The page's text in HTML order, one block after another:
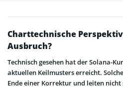
Charttechnische
Ausbruch?
Technisch gesehen hat der Solana-
aktuellen Keilmusters erreicht.
Ende einer Korrektur und leiten nicht